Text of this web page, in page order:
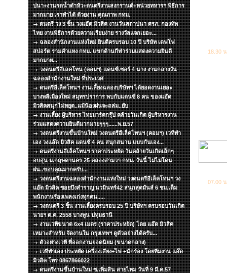
ปนา+งานรดน้ำดำหัว+ดนตรีงานสงกรานต์+หน่วยทหารฯ พิธีการ
มากมาย เราทำได้ ด้วยงาน คุณภาพ กทม.
ดนตรี วง 3 ชิ้น วงแอ๊ด มิวสิค งานวันสถาปนา ศรภ. กองทัพ
ไทย งานพิธีการด้วยความเรียบง่าย รางวัลแจกเยอะ...
ฉลองสำนักงานแห่งใหม่ ยินดีครบรอบ 10 ปี บริษัท เดฟโฟ
สปอร์ต รามคำแหง กทม. แขกด้านกีฬาร่วมแสดงความยินดี
มากมาย...
วงดนตรีอีเลคโทน (คอมฯ) แดนซ์เซอร์ 4 นาง งานกลางวัน
ฉลองสำนักงานใหม่ ที่ประเวศ
ดนตรีอีเล็คโทนฯ งานเลี้ยงฉลองบริษัทฯ ได้ยอดงานเยอะ
บางพลีเมืองใหม่ สมุทรปราการ พบกับแดนซ์ 8 คน ของแอ๊ด
มิวสิคสนุกไม่หยุด..แม้น้องฝนจะถล่ม..ยับ
งานเลี้ยง ผู้บริหาร ไทยมาร์คกรุ๊ป คล้ายวันเกิด ผู้บริหารงาน
ร่วมแสดงความยินดีมากมายๆๆๆ......พ.ย.57
วงดนตรีงานขึ้นบ้านใหม่ วงดนตรีอีเล็คโทนฯ (คอมฯ) เวทีทำ
เอง วงแอ๊ด มิวสิค แดนซ์ 4 คน สนุกสนาน แบบกันเอง...
ดนตรีงานอีเล็คโทนฯ ราคาประหยัด วันคล้ายวันเกิดเล็กๆ
อบอุ่น ม.กฤษดานคร 25 คลองสามวา กทม. วันนี้ ไม่ไม่โดน
ฝน..ขอบคุณมากครับ...
วงดนตรีงานฉลองสำนักงานแห่งใหม่ วงดนตรีอีเล็คโทนฯ วง
แอ๊ด มิวสิค ซอยบึงสำราญ นวมินทร์42 สนุกสุดมันส์ 6 ชม.เต็ม
พนักงานร้องเพลงเก่งทุกคน.....
วงดนตรี 3 ชิ้น งานเลี้ยงครบรอบ 25 ปี บริษัทฯ ครบรอบวันเกิด
นายฯ ต.ค. 2558 บางพูน ปทุมธานี
งานเวทีขนาด 6x4 เมตร (ราคาประหยัด) โดย แอ๊ด มิวสิค
เหมาะสำหรับ จัดงานใน กรุงเทพฯ ดูตัวอย่างได้ครับ...
ตัวอย่างเวที ที่ออกงานยอดนิยม (ขนาดกลาง)
เวทีทำเอง ประหยัด เครื่องเสียง+ไฟ +นักร้อง โดยทีมงาน แอ๊ด
มิวสิค โทร 0867866022
ดนตรีงานขึ้นบ้านใหม่ ซ.เพิ่มสิน สายไหม วันที่ 9 มี.ค.57
18.30
07.00